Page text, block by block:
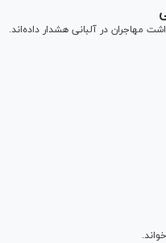
مهاجران در آلبانی هشدار داده‌اند.